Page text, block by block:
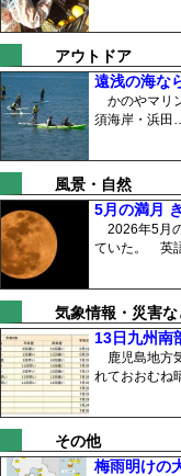
アウトドア
遠浅の海な
かのやマリ
須海岸・浜田…
風景・自然
5月の満月
2026年5月
ていた。 英
気象情報・災害な
13日九州南
鹿児島地方
れておおむね
その他
梅雨明けの